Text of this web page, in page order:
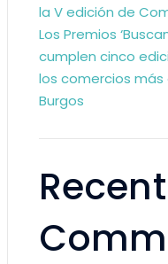
la V edición de
Los Premios
cumplen cinco
los comercios
Burgos
Recent